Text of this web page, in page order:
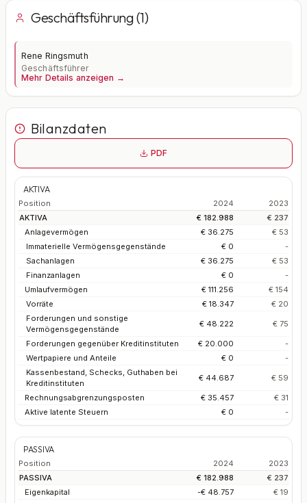
Geschäftsführung (1)
Rene Ringsmuth
Geschäftsführer
Mehr Details anzeigen →
Bilanzdaten
PDF
AKTIVA
Position 2024
2023
AKTIVA
€ 182.988
€ 237
Anlagevermögen
€ 36.275
€ 53
Immaterielle Vermögensgegenstände
€ 0
-
Sachanlagen
€ 36.275
€ 53
Finanzanlagen
€ 0
-
Umlaufvermögen
€ 111.256
€ 154
Vorräte
€ 18.347
€ 20
Forderungen und sonstige
Vermögensgegenstände
€ 48.222 € 75
Forderungen gegenüber Kreditinstituten € 20.000
-
Wertpapiere und Anteile
€ 0
-
Kassenbestand, Schecks, Guthaben bei
Kreditinstituten
€ 44.687 € 59
Rechnungsabgrenzungsposten € 35.457
€ 31
Aktive latente Steuern
€ 0 -
PASSIVA
Position 2024
2023
PASSIVA
€ 182.988
€ 237
Eigenkapital
-€ 48.757
€ 19